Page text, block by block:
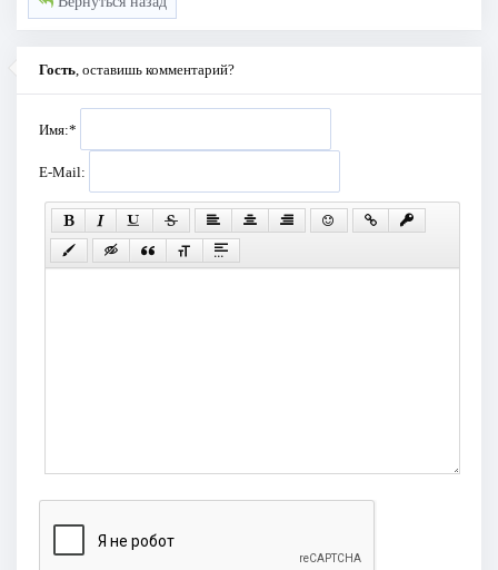
Гость , оставишь комментарий?
Имя:*
E-Mail: